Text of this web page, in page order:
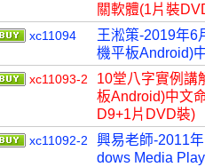
關軟體(1片裝
xc11094
王淞策-2019年6
機平板Android)
xc11093-2
10堂八字實例講
板Android)中文
D9+1片DVD裝)
xc11092-2
興易老師-2011
dows Media